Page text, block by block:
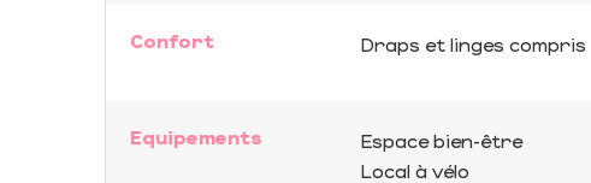
Confort Draps et linges compris
Equipements
Espace bien-être
Local à vélo